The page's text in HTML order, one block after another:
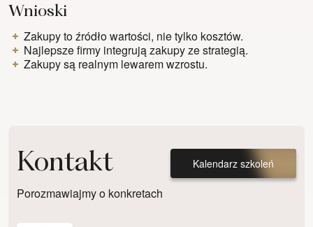
Wnioski
Zakupy to źródło wartości, nie tylko kosztów.
Najlepsze firmy integrują zakupy ze strategią.
Zakupy są realnym lewarem wzrostu.
Kontakt
Porozmawiajmy o konkretach
Kalendarz szkoleń